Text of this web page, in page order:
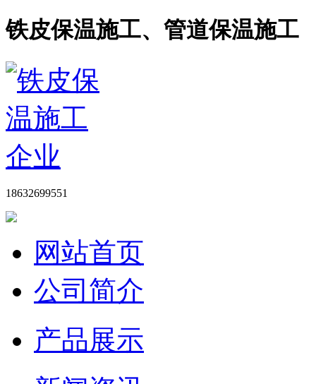
铁皮保温施工、管道保温施工
18632699551
网站首页
公司简介
产品展示